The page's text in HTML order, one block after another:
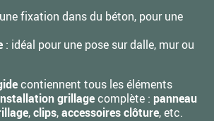
fixation dans du béton, pour une
: idéal pour une pose sur dalle, mur ou
contiennent tous les éléments
grillagecomplète : panneau
,clips,accessoires clôture, etc.